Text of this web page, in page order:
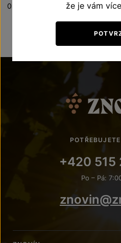
0 produktů
+420 515
Po – Pá:
že je vám